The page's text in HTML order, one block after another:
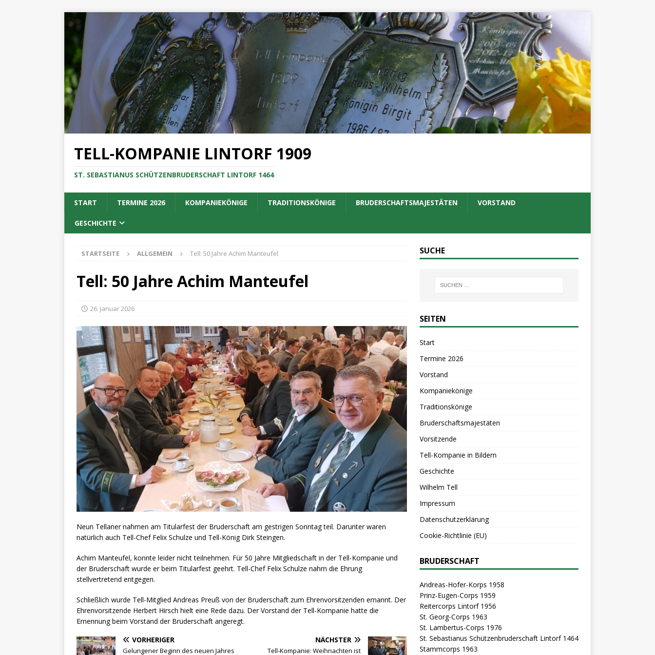
TELL-KOMPANIE LINTORF 1909
ST. SEBASTIANUS SCHÜTZENBRUDERSCHAFT LINTORF 1464
START TERMINE 2026 KOMPANIEKÖNIGE TRADITIONSKÖNIGE BRUDERSCHAFTSMAJESTÄTEN VORSTAND
GESCHICHTE
STARTSEITE ALLGEMEIN Tell: 50 Jahre Achim Manteufel
Tell: 50 Jahre Achim Manteufel
26. Januar 2026
Neun Tellaner nahmen am Titularfest der Bruderschaft am gestrigen Sonntag teil. Darunter waren
natürlich auch Tell-Chef Felix Schulze und Tell-König Dirk Steingen.
Achim Manteufel, konnte leider nicht teilnehmen. Für 50 Jahre Mitgliedschaft in der Tell-Kompanie und
der Bruderschaft wurde er beim Titularfest geehrt. Tell-Chef Felix Schulze nahm die Ehrung
stellvertretend entgegen.
Schließlich wurde Tell-Mitglied Andreas Preuß von der Bruderschaft zum Ehrenvorsitzenden ernannt. Der
Ehrenvorsitzende Herbert Hirsch hielt eine Rede dazu. Der Vorstand der Tell-Kompanie hatte die
Ernennung beim Vorstand der Bruderschaft angeregt.
VORHERIGER
Gelungener Beginn des neuen Jahres
NÄCHSTER
Tell-Kompanie: Weihnachten ist
SUCHE
SEITEN
Start
Termine 2026
Vorstand
Kompaniekönige
Traditionskönige
Bruderschaftsmajestäten
Vorsitzende
Tell-Kompanie in Bildern
Geschichte
Wilhelm Tell
Impressum
Datenschutzerklärung
Cookie-Richtlinie (EU)
BRUDERSCHAFT
Andreas-Hofer-Korps 1958
Prinz-Eugen-Corps 1959
Reitercorps Lintorf 1956
St. Georg-Corps 1963
St. Lambertus-Corps 1976
St. Sebastianus Schützenbruderschaft Lintorf 1464
Stammcorps 1963